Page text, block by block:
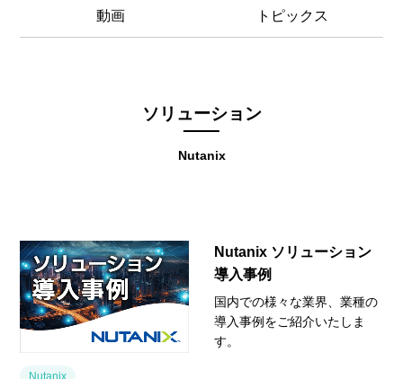
動画 トピックス
Nutanix
ソリューション
Nutanix ソリューション
導入事例
国内での様々な業界、業種の
導入事例をご紹介いたしま
す。